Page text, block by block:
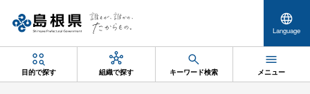
Language
目的で探す 組織で探す キーワード検索 メニュー